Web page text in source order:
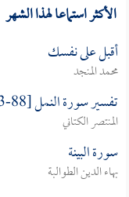
الأكثر استماعا لهذا الشهر
أقبل على نفسك
محمد المنجد
تفسير سورة النمل [88-93]
المنتصر الكتاني
سورة البينة
بهاء الدين الطوالبة